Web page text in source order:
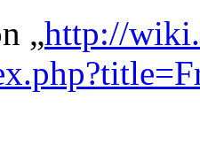
„http://